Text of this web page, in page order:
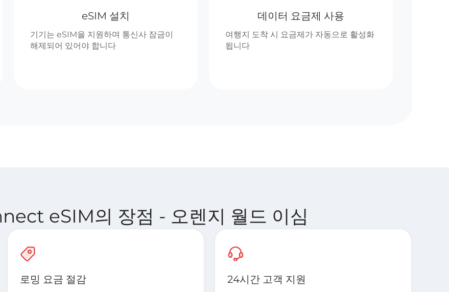
eSIM 설치
기기는 eSIM을 지원하며 통신사 잠금이
해제되어 있어야 합니다
데이터 요금제 사용
여행지 도착 시 요금제가 자동으로 활성화
됩니다
eSIM의 장점 - 오렌지 월드 이심
로밍 요금 절감 24시간 고객 지원